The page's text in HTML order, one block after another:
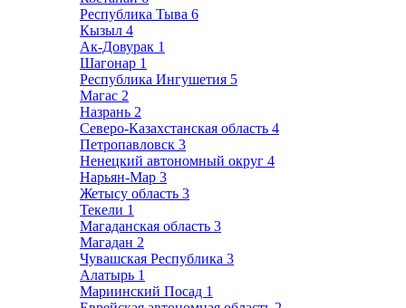
Республика Тыва 6
Кызыл 4
Ак-Довурак 1
Шагонар 1
Республика Ингушетия 5
Магас 2
Назрань 2
Северо-Казахстанская область 4
Петропавловск 3
Ненецкий автономный округ 4
Нарьян-Мар 3
Жетысу область 3
Текели 1
Магаданская область 3
Магадан 2
Чувашская Республика 3
Алатырь 1
Мариинский Посад 1